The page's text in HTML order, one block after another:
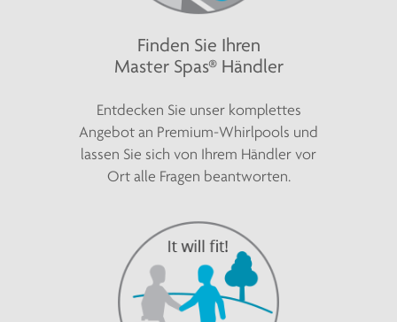
Finden Sie Ihren
Master Spas® Händler
Entdecken Sie unser komplettes
Angebot an Premium-Whirlpools und
lassen Sie sich von Ihrem Händler vor
Ort alle Fragen beantworten.